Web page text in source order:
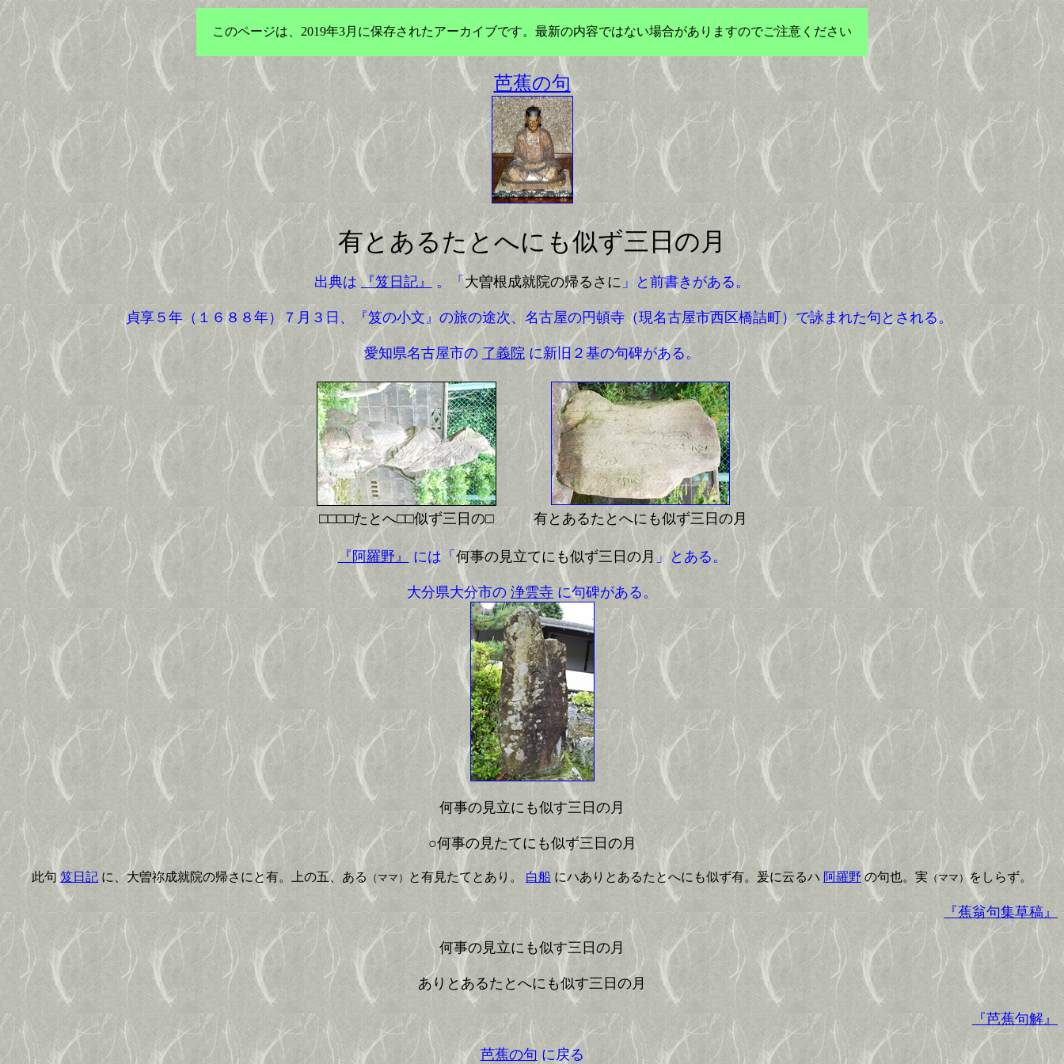
このページは、2019年3月に保存されたアーカイブです。最新の内容ではない場合がありますのでご注意ください
芭蕉の句
有とあるたとへにも似ず三日の月
出典は『笈日記』 。「大曽根成就院の帰るさに 」と前書きがある。
貞享５年（１６８８年）７月３日、『笈の小文』の旅の途次、名古屋の円頓寺（現名古屋市西区橋詰町）で詠まれた句とされる。
愛知県名古屋市の 了義院 に新旧２基の句碑がある。
□□□□たとへ□□似ず三日の□ 有とあるたとへにも似ず三日の月
『阿羅野』 には「何事の見立てにも似ず三日の月」とある。
大分県大分市の 浄雲寺 に句碑がある。
何事の見立にも似す三日の月
○何事の見たてにも似ず三日の月
此句笈日記 に、大曽祢成就院の帰さにと有。上の五、ある （ママ） と有見たてとあり。 白船 にハありとあるたとへにも似ず有。爰に云るハ 阿羅野の句也。実 （ママ） をしらず。
『蕉翁句集草稿』
何事の見立にも似す三日の月
ありとあるたとへにも似す三日の月
『芭蕉句解』
芭蕉の句に戻る